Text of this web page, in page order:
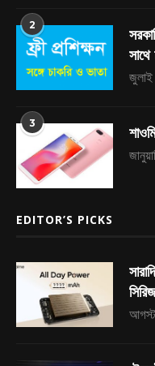
2
3
EDITOR’S PICKS